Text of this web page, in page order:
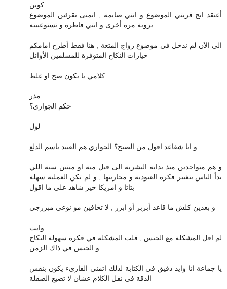
كوين
أعتقد انج قريتي الموضوع و انتي صايمة , اتمنى تقرئين الموضوع
بروية مرة أخرى و انتي فاطرة و تستوعبينه
الى الآن لم ندخل في موضوع زواج المتعة , هنا فقط أطرح امامكم
خيارات النكاح المتوفرة للمسلمين الأوائل
كلامي يا يكون صح او غلط
مذر
حكم الجواري؟
لول
و انا شقاعد اقول من الصبح؟ الجواري هم العبيد باسم الدلع
و هم متواجدين منذ بداية البشرية الى قبل مية او ميتين سنة اللي
بدأ الناس بتغيير فكرة العبودية و محاربتها , و لم تكن العملية سهلة
بتاتا و امريكا خير شاهد على ما اقول
و بعدين كلش ما قاعد أبربر أو ابرر , لا تخافين مو نوعي مبررجي
وايت
لم اقل المشكلة مع الجنس , قلت المشكلة في فكرة سهولة النكاح
و الجنس في ذاك الزمن
يا جماعة انا وايد دقيق في الكتابة لذلك اتمنى القاريء يكون بنفس
الدقة في نقل الكلام عشان لا تضيع الصقلة